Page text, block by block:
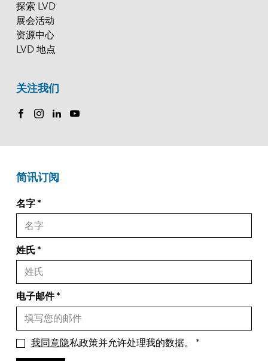
探索 LVD
展会活动
资源中心
LVD 地点
关注我们
简讯订阅
名字
姓氏
电子邮件
我同意隐私政策并允许处理我的数据。